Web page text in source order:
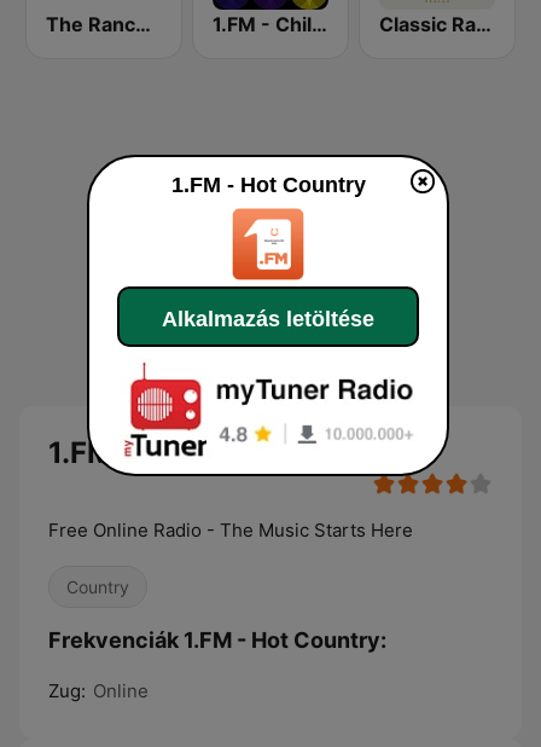
The Ranch - Classic Country 1.FM - Chillout Lounge Classic Radio FM
1.FM - Hot Country
Free Online Radio - The Music Starts Here
Country
Frekvenciák 1.FM - Hot Country:
Zug: Online
1.FM - Hot Country
Alkalmazás letöltése